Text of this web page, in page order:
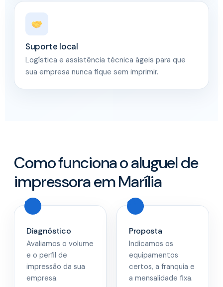
Suporte local
Logística e assistência técnica ágeis para que
sua empresa nunca fique sem imprimir.
Como funciona o aluguel de
impressora em Marília
Diagnóstico
Avaliamos o volume
e o perfil de
impressão da sua
empresa.
Proposta
Indicamos os
equipamentos
certos, a franquia e
a mensalidade fixa.